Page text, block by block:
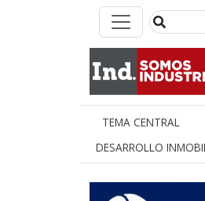
TEMA CENTRAL
DESARROLLO